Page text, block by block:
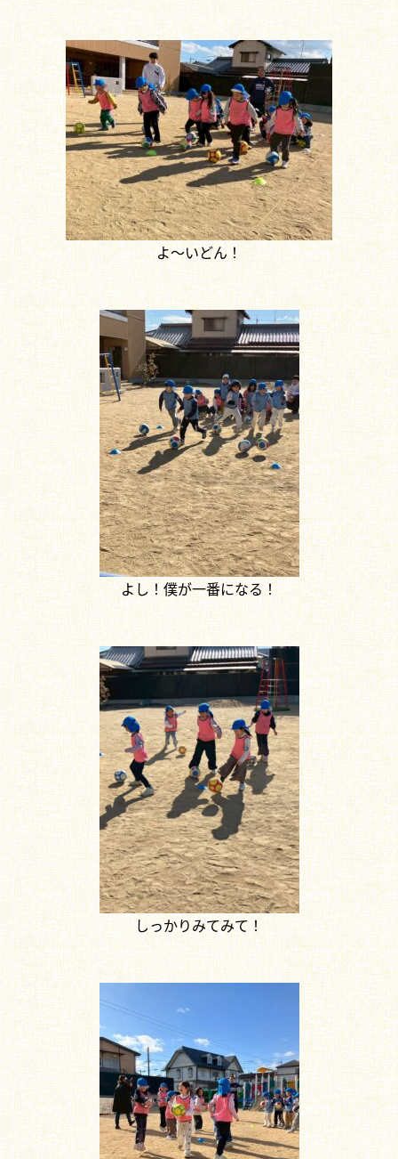
よ～いどん！
よし！僕が一番になる！
しっかりみてみて！